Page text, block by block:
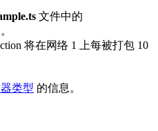
文件中的
将在网络 1 上每被打包 10
类型 的信息。